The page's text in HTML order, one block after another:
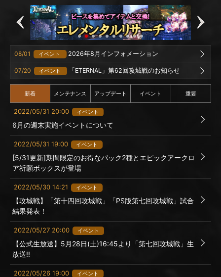
08/01 イベント 2026年8月インフォメーション
07/20 イベント 「ETERNAL」第62回攻城戦のお知らせ
新着 メンテナンス アップデート イベント 重要
2022/05/31 20:00 イベント
6月の週末実施イベントについて
2022/05/31 19:00 イベント
[5/31更新]期間限定のお得なパック2種とエピックアークロ
ア祈願ボックスが登場
2022/05/30 14:21 イベント
【攻城戦】「第十四回攻城戦」「PS版第七回攻城戦」試合
結果発表！
2022/05/27 20:00 イベント
【公式生放送】5月28日(土)16:45より「第七回攻城戦」生
放送!!
2022/05/26 19:00 イベント